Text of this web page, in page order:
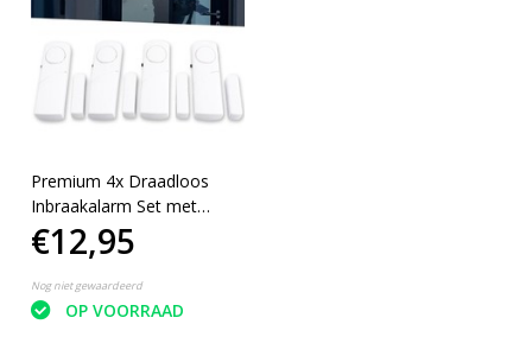
Premium 4x Draadloos
Inbraakalarm Set met
Magnetische Sensoren – 4
Stuks
€12,95
Nog niet gewaardeerd
OP VOORRAAD